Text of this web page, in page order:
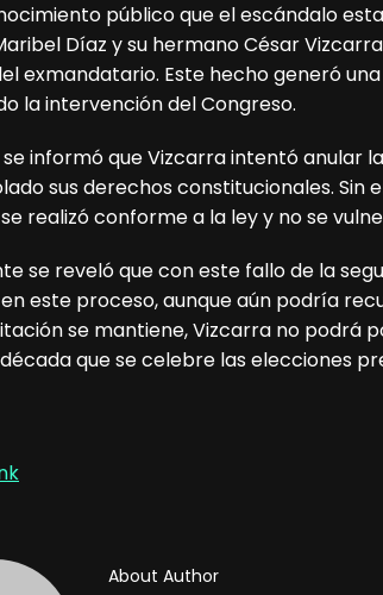
público que el escándalo
Díaz y su hermano César
exmandatario. Este hecho generó
la intervención del Congreso.
se informó que Vizcarra intentó anular
sus derechos constitucionales.
realizó conforme a la ley y no se
se reveló que con este fallo de la
este proceso, aunque aún podría
se mantiene, Vizcarra no podrá
que se celebre las elecciones
About Author